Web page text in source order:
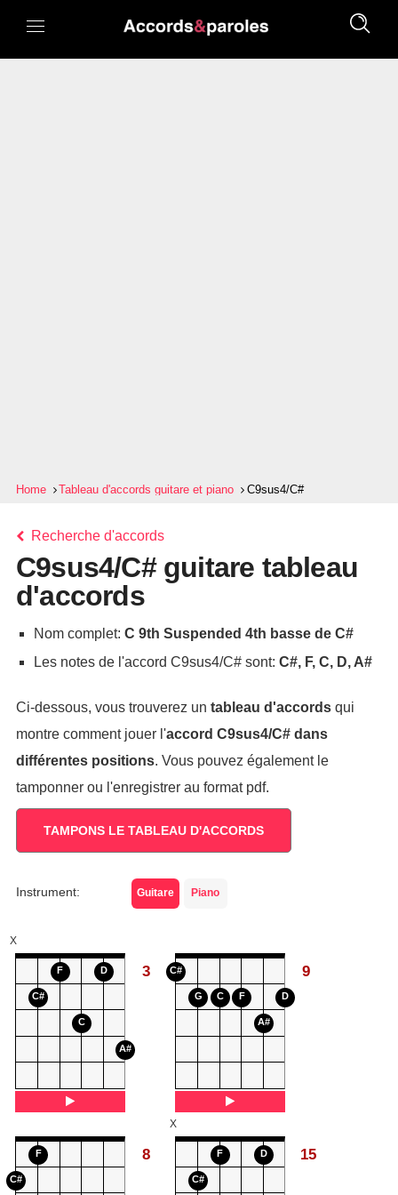
Home Tableau d'accords guitare et piano C9sus4/C#
Recherche d'accords
C9sus4/C# guitare tableau
d'accords
Nom complet: C 9th Suspended 4th basse de C#
Les notes de l'accord C9sus4/C# sont: C#, F, C, D, A#
Ci-dessous, vous trouverez un tableau d'accordsqui
montre comment jouer l'accord C9sus4/C#dans
différentes positions. Vous pouvez également le
tamponner ou l'enregistrer au format pdf.
TAMPONS LE TABLEAU D'ACCORDS
Instrument: Guitare Piano
C#
F
C
D
A#
X
3 C#
G C F
A#
D
9
C#
F 8
C#
F D
X
15